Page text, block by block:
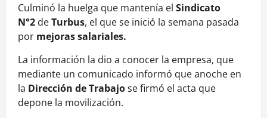
Culminó la huelga que mantenía el Sindicato
N°2 deTurbus, el que se inició la semana pasada
por mejoras salariales.
La información la dio a conocer la empresa, que
mediante un comunicado informó que anoche en
la Dirección de Trabajose firmó el acta que
depone la movilización.